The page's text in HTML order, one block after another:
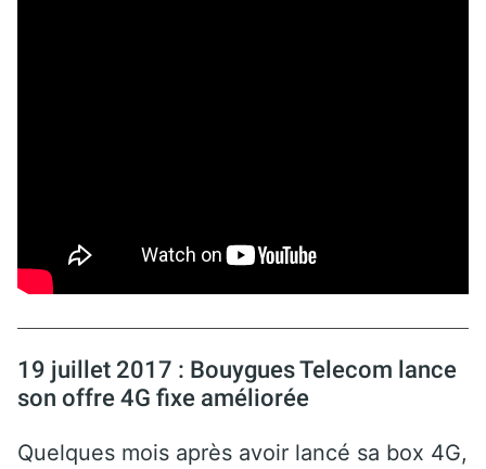
19 juillet 2017 : Bouygues Telecom lance
son offre 4G fixe améliorée
Quelques mois après avoir lancé sa box 4G,